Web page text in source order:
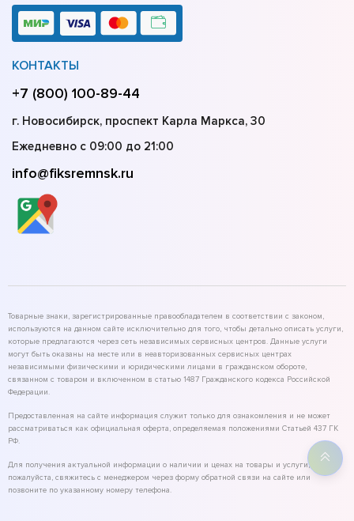
КОНТАКТЫ
+7 (800) 100-89-44
г. Новосибирск, проспект Карла Маркса, 30
Ежедневно с 09:00 до 21:00
info@fiksremnsk.ru
Товарные знаки, зарегистрированные правообладателем в соответствии с законом,
используются на данном сайте исключительно для того, чтобы детально описать услуги,
которые предлагаются через сеть независимых сервисных центров. Данные услуги
могут быть оказаны на месте или в неавторизованных сервисных центрах
независимыми физическими и юридическими лицами в гражданском обороте,
связанном с товаром и включенном в статью 1487 Гражданского кодекса Российской
Федерации.
Предоставленная на сайте информация служит только для ознакомления и не может
рассматриваться как официальная оферта, определяемая положениями Статьей 437 ГК
РФ.
Для получения актуальной информации о наличии и ценах на товары и услуги,
пожалуйста, свяжитесь с менеджером через форму обратной связи на сайте или
позвоните по указанному номеру телефона.